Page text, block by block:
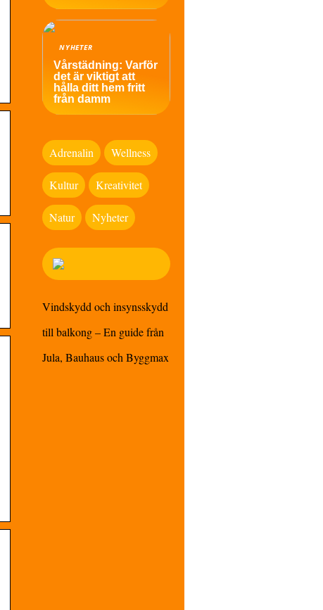
NYHETER
Vårstädning: Varför
det är viktigt att
hålla ditt hem fritt
från damm
Adrenalin Wellness
Kultur Kreativitet
Natur Nyheter
Vindskydd och insynsskydd
till balkong – En guide från
Jula, Bauhaus och Byggmax